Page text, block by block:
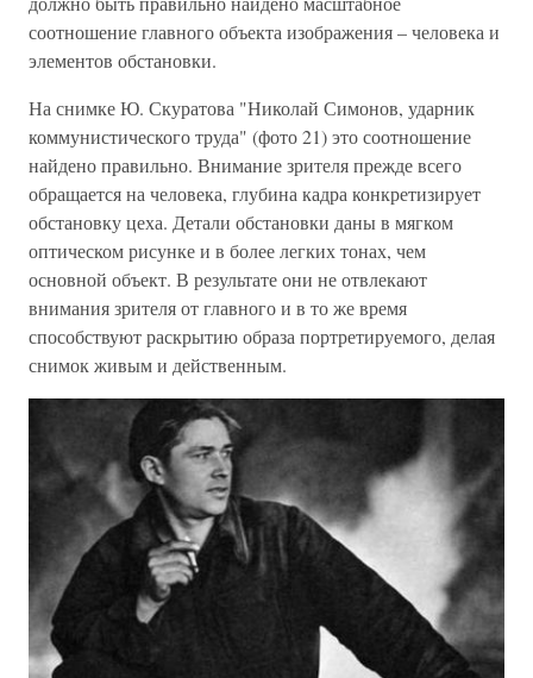
соотношение главного объекта изображения – человека и
элементов обстановки.
На снимке Ю. Скуратова "Николай Симонов, ударник
коммунистического труда" (фото 21) это соотношение
найдено правильно. Внимание зрителя прежде всего
обращается на человека, глубина кадра конкретизирует
обстановку цеха. Детали обстановки даны в мягком
оптическом рисунке и в более легких тонах, чем
основной объект. В результате они не отвлекают
внимания зрителя от главного и в то же время
способствуют раскрытию образа портретируемого, делая
снимок живым и действенным.